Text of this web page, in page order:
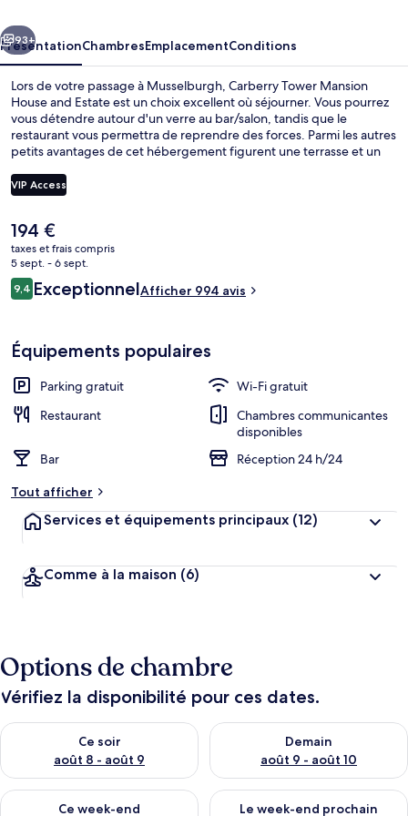
and
Estate
Suivant
93+
PrésentationChambresEmplacementConditions
Lors de votre passage à Musselburgh, Carberry Tower Mansion
House and Estate est un choix excellent où séjourner. Vous pourrez
vous détendre autour d'un verre au bar/salon, tandis que le
restaurant vous permettra de reprendre des forces. Parmi les autres
petits avantages de cet hébergement figurent une terrasse et un
concerne le personnel attentionné.
VIP Access
Le
prix
actuel
est
de
194 €
taxes et frais compris
5 sept. - 6 sept.
Avis
voyageurs
9,49,4 sur 10
ExceptionnelAfficher 994 avis
Équipements populaires
Parking gratuit
Wi-Fi gratuit
Restaurant
Chambres communicantes
disponibles
Bar
Réception 24 h/24
Tout afficher
Services et équipements principaux (12)
Comme à la maison (6)
Options de chambre
Vérifiez la disponibilité pour ces dates.
Ce soir
août 8 - août 9
Vérifier la disponibilité pour ce soir août 8 - août 9
Demain
août 9 - août 10
Vérifier la disponibilité pour
Ce week-end
Vérifier la disponibilité pour ce week-end août 14 - août 16
Le week-end prochain
Vérifier la disponibilité pour